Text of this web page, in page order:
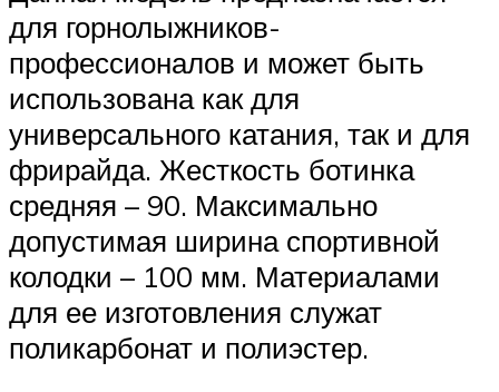
для горнолыжников-
профессионалов и может быть
использована как для
универсального катания, так и для
фрирайда. Жесткость ботинка
средняя – 90. Максимально
допустимая ширина спортивной
колодки – 100 мм. Материалами
для ее изготовления служат
поликарбонат и полиэстер.